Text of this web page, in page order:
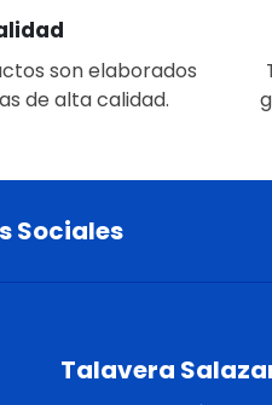
son elaborados
de alta calidad.
Sociales
Talavera